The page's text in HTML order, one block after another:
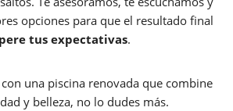
opciones para que el resultado final
tus expectativas.
una piscina renovada que combine
y belleza, no lo dudes más.